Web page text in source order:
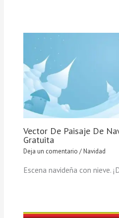
Vector De Paisaje De
Gratuita
Deja un comentario /Navidad
Escena navideña con nieve.